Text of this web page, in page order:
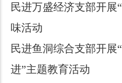
民进万盛经济支部开展
味活动
民进鱼洞综合支部开展
进”主题教育活动